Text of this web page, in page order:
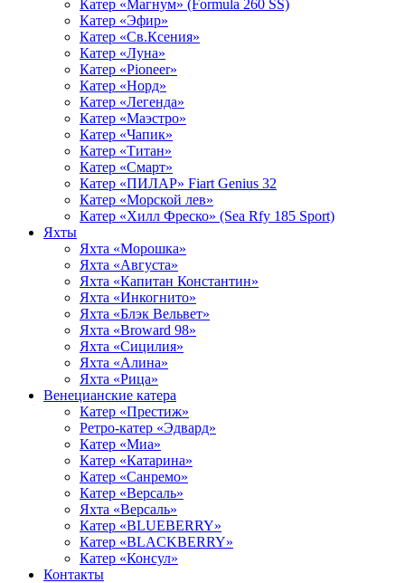
Катер «Магнум» (Formula 260 SS)
Катер «Эфир»
Катер «Св.Ксения»
Катер «Луна»
Катер «Pioneer»
Катер «Норд»
Катер «Легенда»
Катер «Маэстро»
Катер «Чапик»
Катер «Титан»
Катер «Смарт»
Катер «ПИЛАР» Fiart Genius 32
Катер «Морской лев»
Катер «Хилл Фреско» (Sea Rfy 185 Sport)
Яхты
Яхта «Морошка»
Яхта «Августа»
Яхта «Капитан Константин»
Яхта «Инкогнито»
Яхта «Блэк Вельвет»
Яхта «Broward 98»
Яхта «Сицилия»
Яхта «Алина»
Яхта «Рица»
Венецианские катера
Катер «Престиж»
Ретро-катер «Эдвард»
Катер «Миа»
Катер «Катарина»
Катер «Санремо»
Катер «Версаль»
Яхта «Версаль»
Катер «BLUEBERRY»
Катер «BLACKBERRY»
Катер «Консул»
Контакты